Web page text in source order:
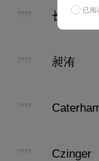
长江EV
昶洧
Czinger
已阅